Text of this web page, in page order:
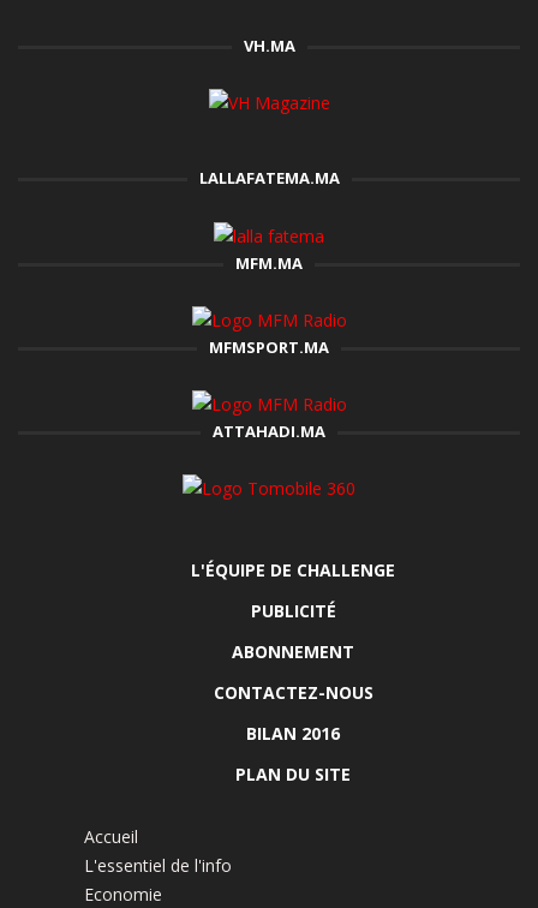
VH.MA
LALLAFATEMA.MA
MFM.MA
MFMSPORT.MA
ATTAHADI.MA
L'ÉQUIPE DE CHALLENGE
PUBLICITÉ
ABONNEMENT
CONTACTEZ-NOUS
BILAN 2016
PLAN DU SITE
Accueil
L'essentiel de l'info
Economie